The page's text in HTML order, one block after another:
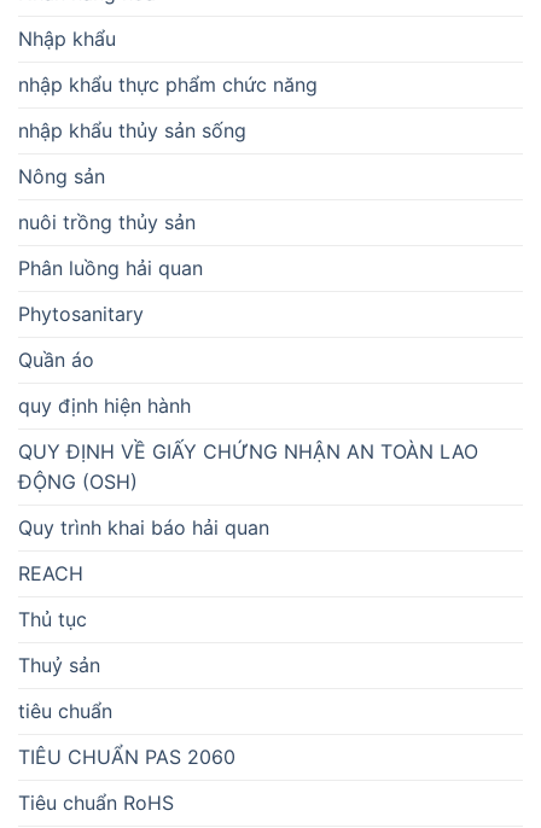
Nhập khẩu
nhập khẩu thực phẩm chức năng
nhập khẩu thủy sản sống
Nông sản
nuôi trồng thủy sản
Phân luồng hải quan
Phytosanitary
Quần áo
quy định hiện hành
QUY ĐỊNH VỀ GIẤY CHỨNG NHẬN AN TOÀN LAO
ĐỘNG (OSH)
Quy trình khai báo hải quan
REACH
Thủ tục
Thuỷ sản
tiêu chuẩn
TIÊU CHUẨN PAS 2060
Tiêu chuẩn RoHS